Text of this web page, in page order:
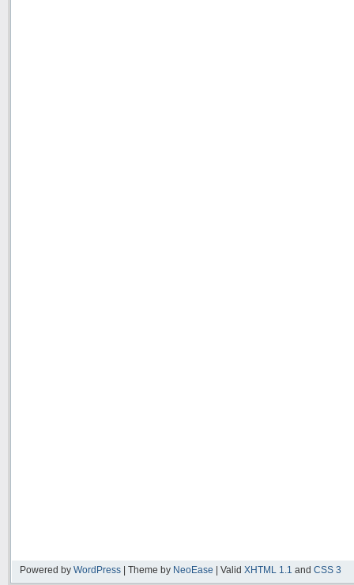
Powered by WordPress | Theme by NeoEase | Valid XHTML 1.1 and CSS 3